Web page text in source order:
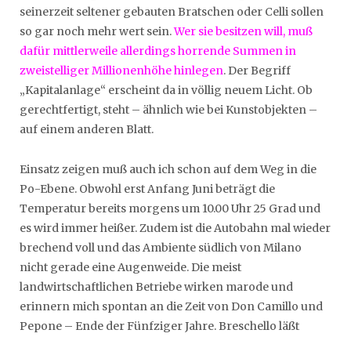
seinerzeit seltener gebauten Bratschen oder Celli sollen
so gar noch mehr wert sein.Wer sie besitzen will, muß
dafür mittlerweile allerdings horrende Summen in
zweistelliger Millionenhöhe hinlegen. Der Begriff
„Kapitalanlage“ erscheint da in völlig neuem Licht. Ob
gerechtfertigt, steht – ähnlich wie bei Kunstobjekten –
auf einem anderen Blatt.
Einsatz zeigen muß auch ich schon auf dem Weg in die
Po-Ebene. Obwohl erst Anfang Juni beträgt die
Temperatur bereits morgens um 10.00 Uhr 25 Grad und
es wird immer heißer. Zudem ist die Autobahn mal wieder
brechend voll und das Ambiente südlich von Milano
nicht gerade eine Augenweide. Die meist
landwirtschaftlichen Betriebe wirken marode und
erinnern mich spontan an die Zeit von Don Camillo und
Pepone – Ende der Fünfziger Jahre. Breschello läßt